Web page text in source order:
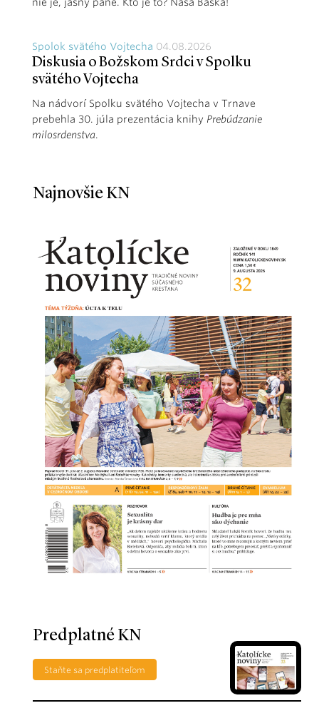
Spolok svätého Vojtecha 04.08.2026
Diskusia o Božskom Srdci v Spolku
svätého Vojtecha
Na nádvorí Spolku svätého Vojtecha v Trnave
prebehla 30. júla prezentácia knihy Prebúdzanie
milosrdenstva.
Najnovšie KN
Predplatné KN
Staňte sa predplatiteľom